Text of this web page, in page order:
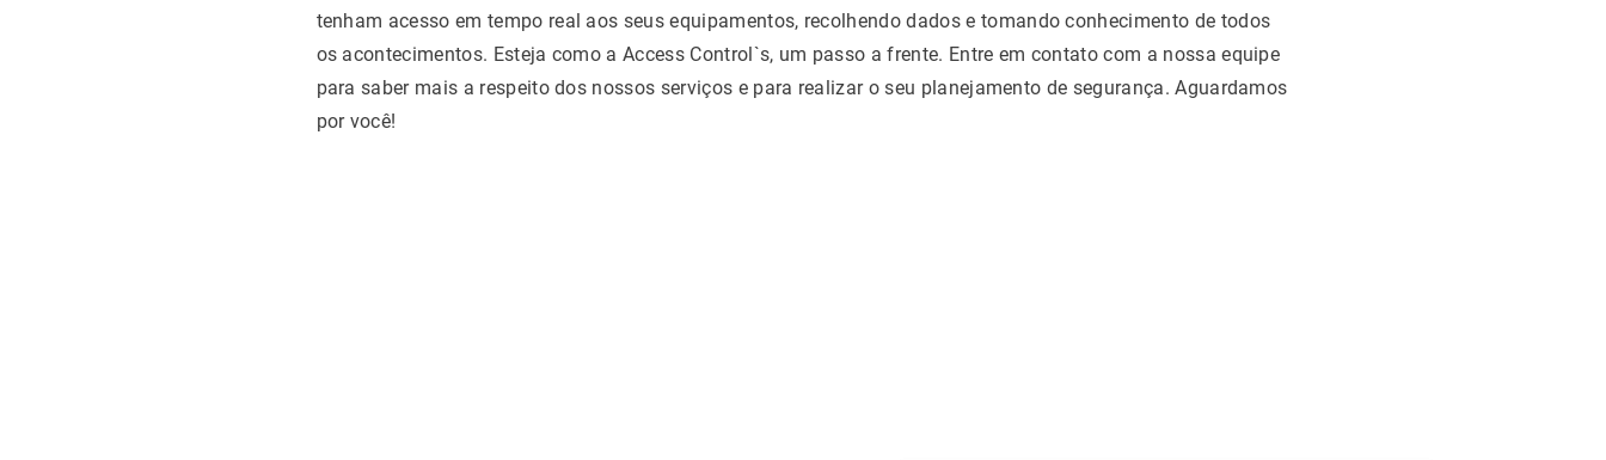
tenham acesso em tempo real aos seus equipamentos, recolhendo dados e tomando conhecimento de todos
os acontecimentos. Esteja como a Access Control`s, um passo a frente. Entre em contato com a nossa equipe
para saber mais a respeito dos nossos serviços e para realizar o seu planejamento de segurança. Aguardamos
por você!